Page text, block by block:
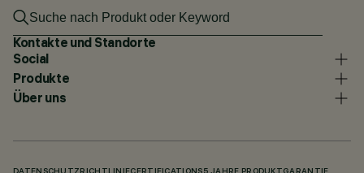
Kontakte und Standorte
Social
Produkte
Über uns